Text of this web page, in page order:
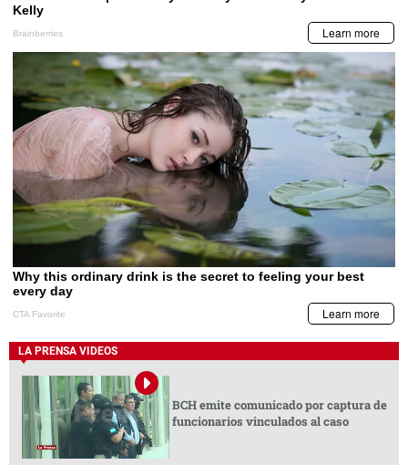
LA PRENSA VIDEOS
BCH emite comunicado por captura de
funcionarios vinculados al caso